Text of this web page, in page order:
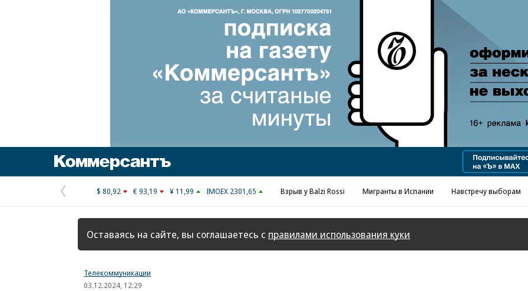
Реклама в «Ъ» www.kommersant.ru/ad
Предыдущая
страница
$ 80,92 € 93,19 ¥ 11,99 IMOEX 2301,65 Взрыв у Balzi Rossi Мигранты в Испании Навстречу выборам
Оставаясь на сайте, вы соглашаетесь с правилами использования куки
Телекоммуникации
03.12.2024, 12:29